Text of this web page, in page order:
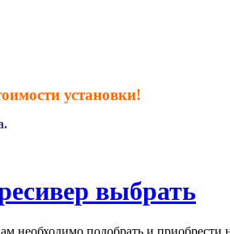
установки!
выбрать
необходимо подобрать и приобрести